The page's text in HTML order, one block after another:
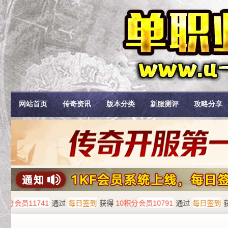
网站首页 传奇资讯 版本分类 新服测评 攻略分享